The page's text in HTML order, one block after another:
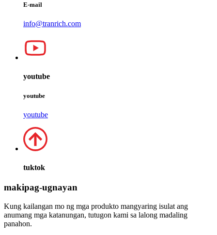
E-mail
info@tranrich.com
youtube
youtube
youtube
tuktok
makipag-ugnayan
Kung kailangan mo ng mga produkto mangyaring isulat ang
anumang mga katanungan, tutugon kami sa lalong madaling
panahon.